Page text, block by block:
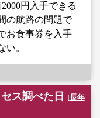
円入手できる
の航路の問題で
お食事券を入手
い。
ス調べた日 [長年